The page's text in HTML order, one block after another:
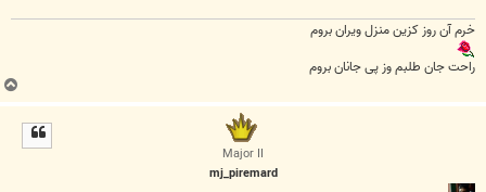
خرم آن روز کزین منزل ویران بروم
راحت جان طلبم وز پی جانان بروم
ب
ا
Major II
mj_piremard